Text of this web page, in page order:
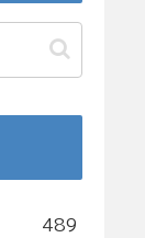
489